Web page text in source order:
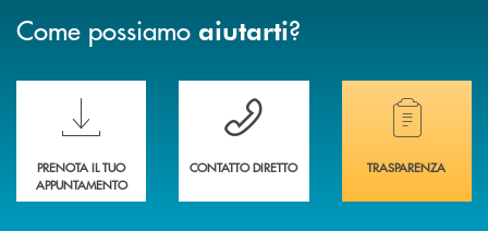
Come possiamo aiutarti?
Scopri le funzionalità della nuova PRENOTA BANCA
PRENOTA IL TUO
APPUNTAMENTO
Hai bisogno di assistenza immediata?
CONTATTO DIRETTO
Hai bisogno di
TRASPARENZA